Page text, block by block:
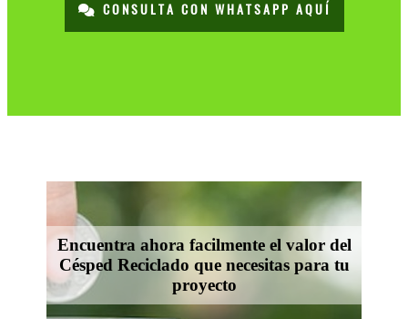
CONSULTA CON WHATSAPP AQUÍ
Encuentra ahora facilmente el valor del
Césped Reciclado que necesitas para tu
proyecto